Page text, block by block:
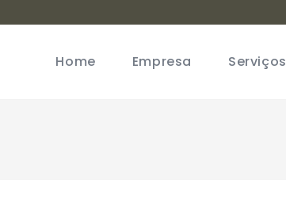
Home Empresa Serviços